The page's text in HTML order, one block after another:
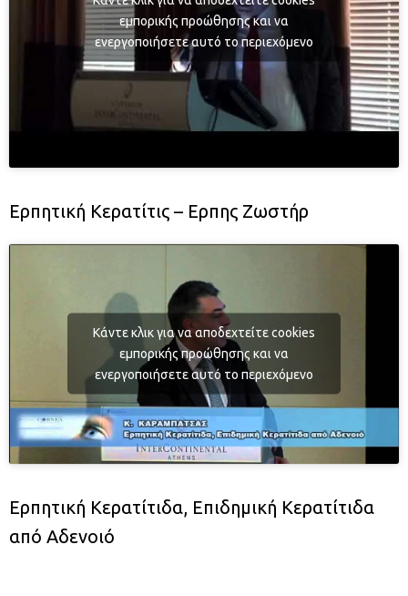
εμπορικής προώθησης και να
ενεργοποιήσετε αυτό το περιεχόμενο
Ερπητική Κερατίτις – Ερπης Ζωστήρ
Κάντε κλικ για να αποδεχτείτε cookies
εμπορικής προώθησης και να
ενεργοποιήσετε αυτό το περιεχόμενο
Ερπητική Κερατίτιδα, Επιδημική Κερατίτιδα
από Αδενοιό